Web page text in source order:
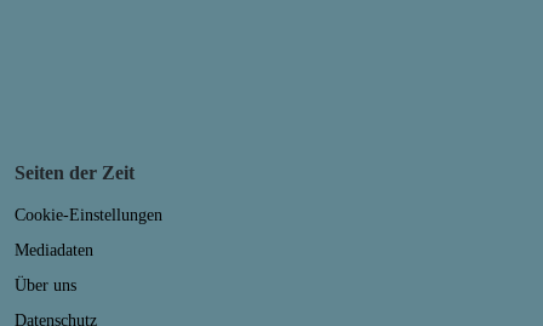
Seiten der Zeit
Cookie-Einstellungen
Mediadaten
Über uns
Datenschutz